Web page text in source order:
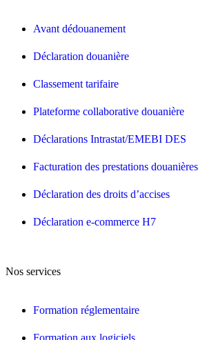
Avant dédouanement
Déclaration douanière
Classement tarifaire
Plateforme collaborative douanière
Déclarations Intrastat/EMEBI DES
Facturation des prestations douanières
Déclaration des droits d’accises
Déclaration e-commerce H7
Nos services
Formation réglementaire